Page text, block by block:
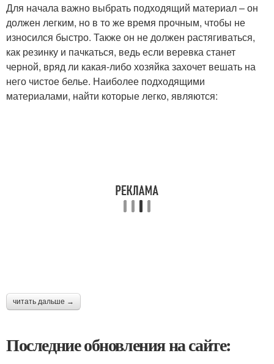
Для начала важно выбрать подходящий материал – он
должен легким, но в то же время прочным, чтобы не
износился быстро. Также он не должен растягиваться,
как резинку и пачкаться, ведь если веревка станет
черной, вряд ли какая-либо хозяйка захочет вешать на
него чистое белье. Наиболее подходящими
материалами, найти которые легко, являются:
читать дальше →
Последние обновления на сайте: